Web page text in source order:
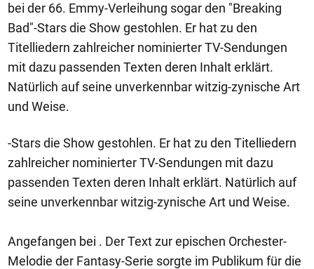
bei der 66. Emmy-Verleihung sogar den "Breaking
Bad"-Stars die Show gestohlen. Er hat zu den
Titelliedern zahlreicher nominierter TV-Sendungen
mit dazu passenden Texten deren Inhalt erklärt.
Natürlich auf seine unverkennbar witzig-zynische Art
und Weise.
-Stars die Show gestohlen. Er hat zu den Titelliedern
zahlreicher nominierter TV-Sendungen mit dazu
passenden Texten deren Inhalt erklärt. Natürlich auf
seine unverkennbar witzig-zynische Art und Weise.
Angefangen bei . Der Text zur epischen Orchester-
Melodie der Fantasy-Serie sorgte im Publikum für die